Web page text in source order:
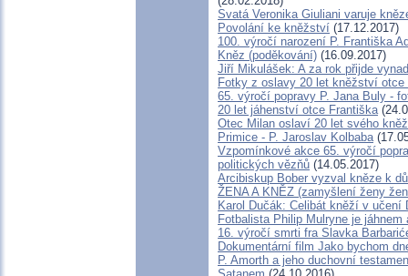
Svatá Veronika Giuliani varuje
Povolání ke kněžství (17.12.2017)
100. výročí narození P. Františka
Kněz (poděkování) (16.09.2017)
Jiří Mikulášek: A za rok přijde
Fotky z oslavy 20 let kněžství
65. výročí popravy P. Jana Buly -
20 let jáhenství otce Františka
Otec Milan oslaví 20 let svého
Primice - P. Jaroslav Kolbaba
Vzpomínkové akce 65. výročí
politických vězňů (14.05.2017)
Arcibiskup Bober vyzval kněze k
ŽENA A KNĚZ (zamyšlení ženy
Karol Dučák: Celibát kněží v učení
Fotbalista Philip Mulryne je
16. výročí smrti fra Slavka
Dokumentární film Jako bychom
P. Amorth a jeho duchovní